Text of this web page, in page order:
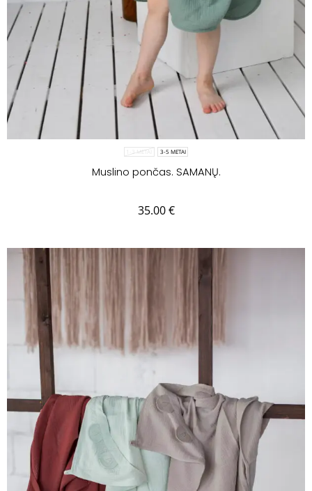
1-3 METAI 3-5 METAI
Muslino pončas. SAMANŲ.
35.00€